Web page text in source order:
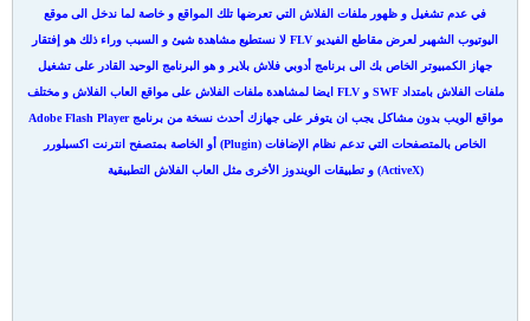
في عدم تشغيل و ظهور ملفات الفلاش التي تعرضها تلك المواقع و خاصة لما ندخل الى موقع
اليوتيوب الشهير لعرض مقاطع الفيديو FLV لا نستطيع مشاهدة شيئ و السبب وراء ذلك هو إفتقار
جهاز الكمبيوتر الخاص بك الى برنامج أدوبي فلاش بلاير و هو البرنامج الوحيد القادر على تشغيل
ملفات الفلاش بامتداد SWF و FLV ايضا لمشاهدة ملفات الفلاش على مواقع العاب الفلاش و مختلف
مواقع الويب بدون مشاكل يجب ان يتوفر على جهازك أحدث نسخة من برنامج Adobe Flash Player
الخاص بالمتصفحات التي تدعم نظام الإضافات (Plugin) أو الخاصة بمتصفح انترنت اكسبلورر
(ActiveX) و تطبيقات الويندوز الأخرى مثل العاب الفلاش التطبيقية